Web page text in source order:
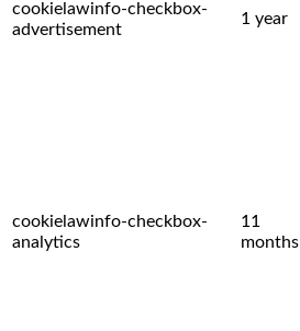
cookielawinfo-checkbox-
advertisement
1 year
cookielawinfo-checkbox-
analytics
11
months